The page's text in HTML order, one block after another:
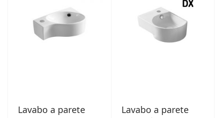
Lavabo a parete
Lavabo a parete